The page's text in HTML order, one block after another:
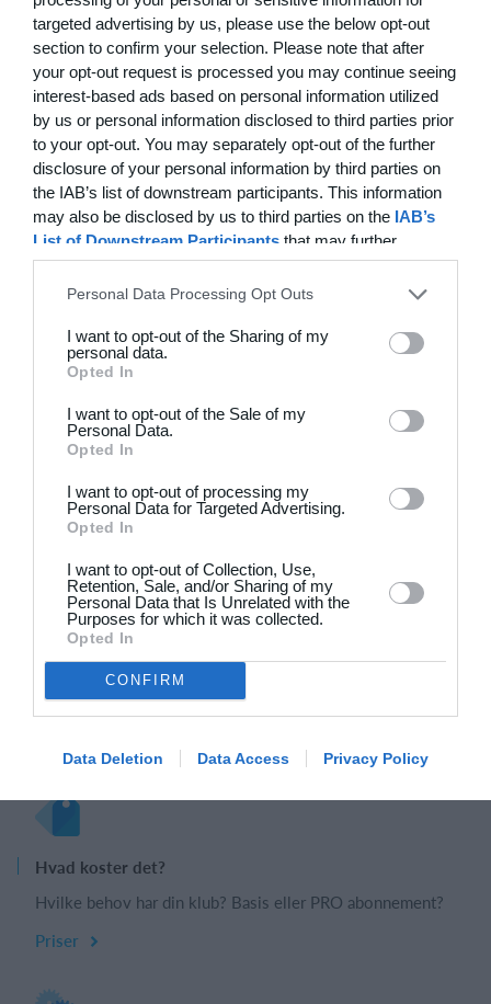
targeted advertising by us, please use the below opt-out
section to confirm your selection. Please note that after
your opt-out request is processed you may continue seeing
interest-based ads based on personal information utilized
by us or personal information disclosed to third parties prior
to your opt-out. You may separately opt-out of the further
disclosure of your personal information by third parties on
the IAB’s list of downstream participants. This information
may also be disclosed by us to third parties on the IAB’s
List of Downstream Participants that may further
disclose it to other third parties.
Personal Data Processing Opt Outs
I want to opt-out of the Sharing of my
personal data.
Opted In
I want to opt-out of the Sale of my
Personal Data.
Opted In
I want to opt-out of processing my
Personal Data for Targeted Advertising.
Opted In
I want to opt-out of Collection, Use,
Retention, Sale, and/or Sharing of my
Personal Data that Is Unrelated with the
Purposes for which it was collected.
Opted In
CONFIRM
Data Deletion Data Access Privacy Policy
20. juni
Solens Børn 4 3 SC Boca Vista
19. juni
Drengene 1 4 FC Frederikberg
Klar til at komme i gang?
samme og begynd at administrere din klub. Du
kan også kontakte os for at få hjælp til
opsætningen af din klub.
Book et online møde
Hvad koster det?
Hvilke behov har din klub? Basis eller PRO abonnement?
Priser